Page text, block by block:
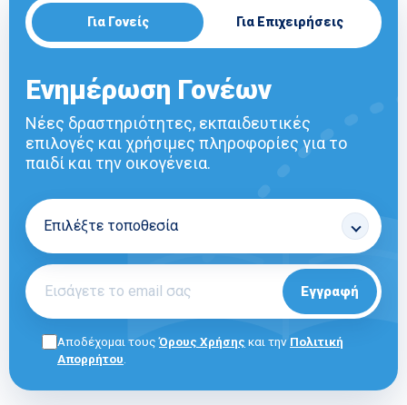
Για Γονείς Για Επιχειρήσεις
Ενημέρωση Γονέων
Νέες δραστηριότητες, εκπαιδευτικές
επιλογές και χρήσιμες πληροφορίες για το
παιδί και την οικογένεια.
Εγγραφή
Αποδέχομαι τουςΌρους Χρήσης και την Πολιτική
Απορρήτου